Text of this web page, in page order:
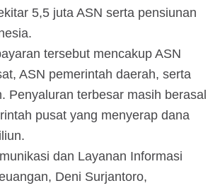
5,5 juta ASN serta pensiunan
tersebut mencakup ASN
ASN pemerintah daerah, serta
Penyaluran terbesar masih berasal
pusat yang menyerap dana
dan Layanan Informasi
Deni Surjantoro,